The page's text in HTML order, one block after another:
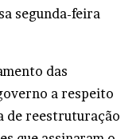
segunda-feira
das
a respeito
de reestruturação